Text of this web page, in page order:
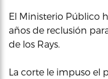
El Ministerio Público
años de reclusión
de los Rays.
La corte le impuso el